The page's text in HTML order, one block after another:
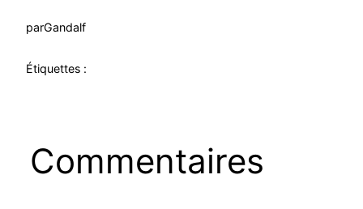
parGandalf
Étiquettes :
Commentaires